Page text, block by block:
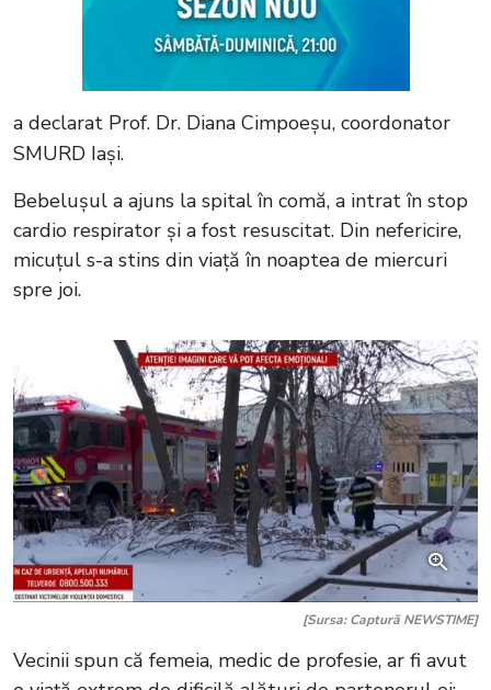
a declarat Prof. Dr. Diana Cimpoeșu, coordonator
SMURD Iași.
Bebelușul a ajuns la spital în comă, a intrat în stop
cardio respirator și a fost resuscitat. Din nefericire,
micuțul s-a stins din viață în noaptea de miercuri
spre joi.
[Sursa: Captură NEWSTIME]
Vecinii spun că femeia, medic de profesie, ar fi avut